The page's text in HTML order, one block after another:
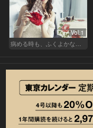
Vol.1
病める時も、ふくよかなる時も